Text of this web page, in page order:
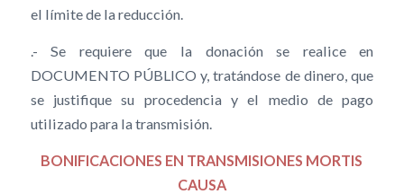
el límite de la reducción.
.- Se requiere que la donación se realice en
DOCUMENTO PÚBLICO y, tratándose de dinero, que
se justifique su procedencia y el medio de pago
utilizado para la transmisión.
BONIFICACIONES EN TRANSMISIONES MORTIS
CAUSA